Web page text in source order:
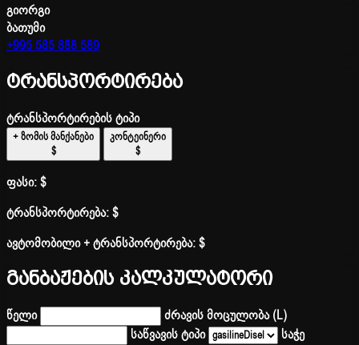
გიორგი
ბათუმი
+995 585 888 589
ტრანსპორტირება
ტრანსპორტირების ტიპი
+ ზომის მანქანები
$
კონტეინერი
$
ფასი:$
ტრანსპორტირება:$
ავტომობილი + ტრანსპორტირება:$
განბაჟების კალკულატორი
წელი
ძრავის მოცულობა (L)
საწვავის ტიპი
საჭე